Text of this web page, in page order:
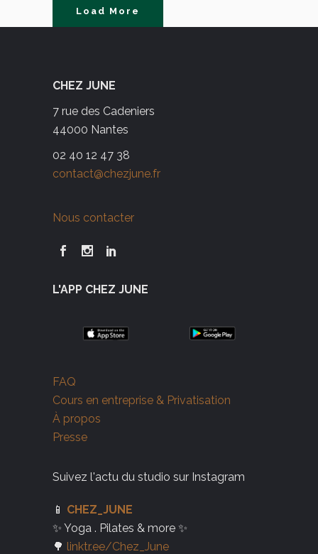
Load More
CHEZ JUNE
7 rue des Cadeniers
44000 Nantes
02 40 12 47 38
contact@chezjune.fr
Nous contacter
L'APP CHEZ JUNE
FAQ
Cours en entreprise & Privatisation
À propos
Presse
Suivez l'actu du studio sur Instagram
📱 CHEZ_JUNE
✨ Yoga . Pilates & more ✨
🌳 linktr.ee/Chez_June